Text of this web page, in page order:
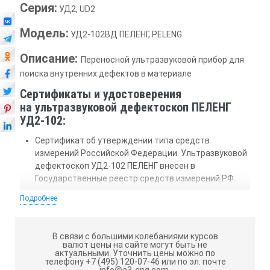
Серия: УД2, UD2
Модель: УД2-102ВД ПЕЛЕНГ, PELENG
Описание: Переносной ультразвуковой прибор для
поиска внутренних дефектов в материале
Сертификаты и удостоверения
на ультразвуковой дефектоскоп ПЕЛЕНГ
УД2-102:
Сертификат об утверждении типа средств
измерений Российской Федерации. Ультразвуковой
дефектоскоп УД2-102 ПЕЛЕНГ внесен в
Государственные реестр средств измерений РФ.
СЕРТИФИКАТ ГОССТАНДАРТА РЕСПУБЛИКИ
СЕРТИФИКАТ ГОССТАНДАРТА РЕСПУБИКИ
КАЗАХСТАН №660 об утверждении типа средств
Подробнее
В связи с большими колебаниями курсов
валют цены на сайте могут быть не
актуальными. Уточнить цены можно по
телефону +7 (495) 120-07-46 или по эл. почте